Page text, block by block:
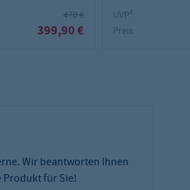
470 €
399,90 €
UVP²:
Preis:
Wir beantworten Ihnen
Produkt für Sie!